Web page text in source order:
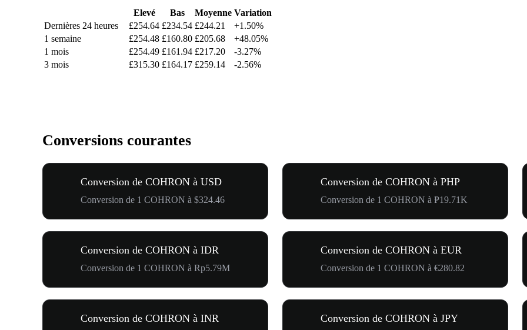
Elevé Bas Moyenne Variation
Dernières 24 heures
£254.64 £234.54 £244.21
+1.50%
1 semaine
£254.48 £160.80 £205.68
+48.05%
1 mois
£254.49 £161.94 £217.20
-3.27%
3 mois
£315.30 £164.17 £259.14 -2.56%
Conversions courantes
Conversion de COHRON à USD
Conversion de 1 COHRON à $324.46
Conversion de COHRON à PHP
Conversion de 1 COHRON à ₱19.71K
Conversion de COHRON à IDR
Conversion de 1 COHRON à Rp5.79M
Conversion de COHRON à EUR
Conversion de 1 COHRON à €280.82
Conversion de COHRON à INR Conversion de COHRON à JPY